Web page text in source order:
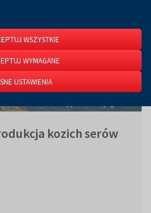
kozich serów
WSZYSTKIE
WYMAGANE
USTAWIENIA